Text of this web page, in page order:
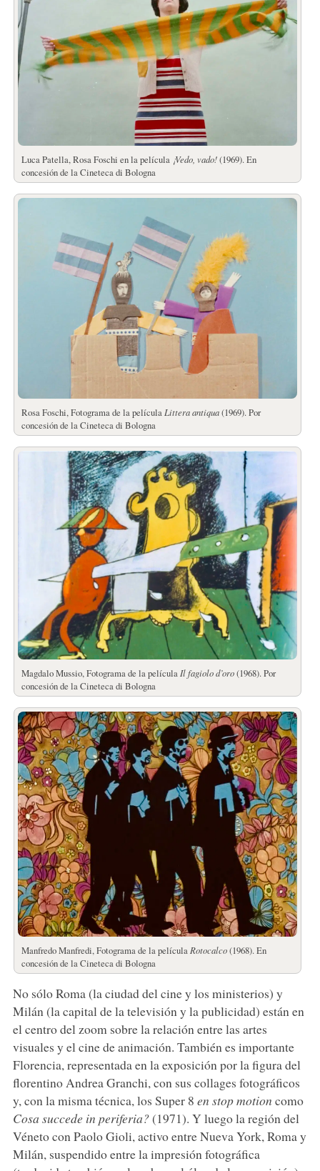
Luca Patella, Rosa Foschi en la película ¡Vedo, vado!(1969). En
concesión de la Cineteca di Bologna
Rosa Foschi, Fotograma de la película Littera antiqua(1969). Por
concesión de la Cineteca di Bologna
Magdalo Mussio, Fotograma de la película Il fagiolo d’oro(1968). Por
concesión de la Cineteca di Bologna
Manfredo Manfredi, Fotograma de la película Rotocalco(1968). En
concesión de la Cineteca di Bologna
No sólo Roma (la ciudad del cine y los ministerios) y
Milán (la capital de la televisión y la publicidad) están en
el centro del zoom sobre la relación entre las artes
visuales y el cine de animación. También es importante
Florencia, representada en la exposición por la figura del
florentino Andrea Granchi, con sus collages fotográficos
y, con la misma técnica, los Super 8 en stop motion como
Cosa succede in periferia?(1971). Y luego la región del
Véneto con Paolo Gioli, activo entre Nueva York, Roma y
Milán, suspendido entre la impresión fotográfica